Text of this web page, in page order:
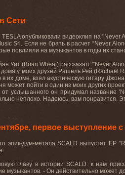
Сети
опубликовали видеоклип на
Srl. Если не брать в расчет “Never
повлияли на музыкантов в годы их
Уит (Brian Wheat) рассказал: "'Never
у моих друзей Рашель Рей (Rachael
их доме, взял акустическую гитару
может пойти в один из моих других
услышанного он придумал название
неплохо. Надеюсь, вам
первое выступление
эпик-дум-метала SCALD выпустят
главу в истории SCALD: к нам
музыкантов. - Он действительно может